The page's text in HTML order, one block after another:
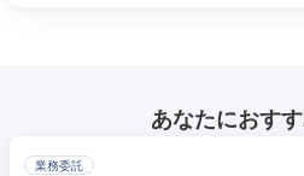
あなたにおす
業務委託